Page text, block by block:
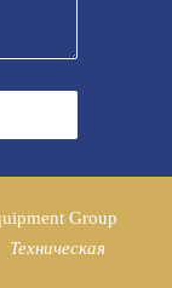
Group
Техническая